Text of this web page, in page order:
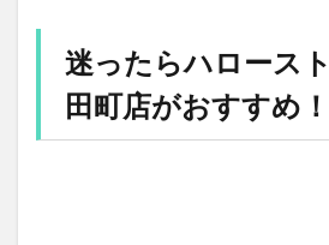
迷ったらハロース
田町店がおすすめ！